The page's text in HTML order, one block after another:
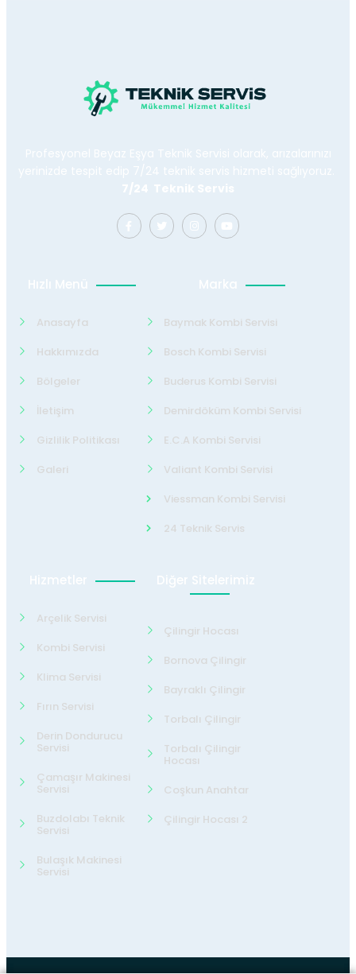
Profesyonel Beyaz Eşya Teknik Servisi olarak, arızalarınızı
yerinizde tespit edip 7/24 teknik servis hizmeti sağlıyoruz.
7/24 Teknik Servis
Hızlı Menü
Anasayfa
Hakkımızda
Bölgeler
İletişim
Gizlilik Politikası
Galeri
Marka
Baymak Kombi Servisi
Bosch Kombi Servisi
Buderus Kombi Servisi
Demirdöküm Kombi Servisi
E.C.A Kombi Servisi
Valiant Kombi Servisi
Viessman Kombi Servisi
24 Teknik Servis
Hizmetler
Arçelik Servisi
Kombi Servisi
Klima Servisi
Fırın Servisi
Derin Dondurucu
Servisi
Çamaşır Makinesi
Servisi
Buzdolabı Teknik
Servisi
Bulaşık Makinesi
Servisi
Diğer Sitelerimiz
Çilingir Hocası
Bornova Çilingir
Bayraklı Çilingir
Torbalı Çilingir
Torbalı Çilingir
Hocası
Coşkun Anahtar
Çilingir Hocası 2